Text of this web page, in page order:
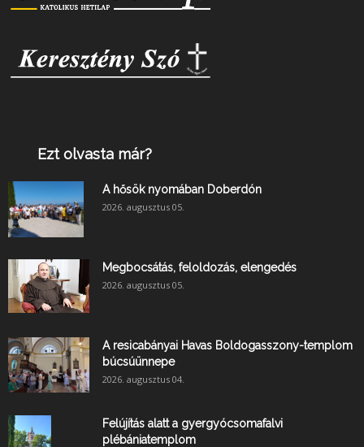
Ezt olvasta már?
A hősök nyomában Doberdón
2026. augusztus 05.
Megbocsátás, feloldozás, elengedés
2026. augusztus 05.
A resicabányai Havas Boldogasszony-templom
búcsúünnepe
2026. augusztus 04.
Felújítás alatt a gyergyócsomafalvi
plébániatemplom